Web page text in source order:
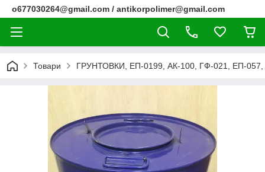
o677030264@gmail.com / antikorpolimer@gmail.com
Товари ГРУНТОВКИ, ЕП-0199, АК-100, ГФ-021, ЕП-